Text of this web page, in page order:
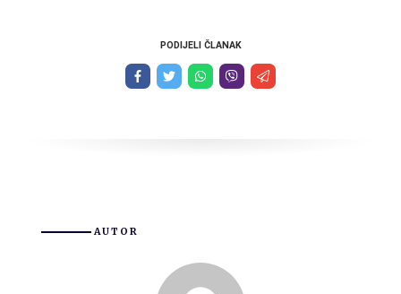
PODIJELI ČLANAK
AUTOR